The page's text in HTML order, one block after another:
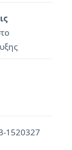
1520327